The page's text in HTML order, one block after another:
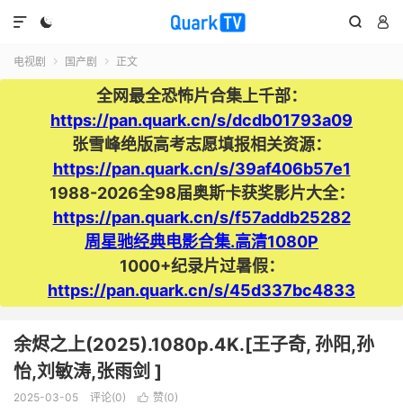
  

电视剧  国产剧  正文
全网最全恐怖片合集上千部：
https://pan.quark.cn/s/dcdb01793a09
张雪峰绝版高考志愿填报相关资源：
https://pan.quark.cn/s/39af406b57e1
1988-2026全98届奥斯卡获奖影片大全：
https://pan.quark.cn/s/f57addb25282
周星驰经典电影合集.高清1080P
1000+纪录片过暑假：
https://pan.quark.cn/s/45d337bc4833
余烬之上(2025).1080p.4K.[王子奇, 孙阳,孙
怡,刘敏涛,张雨剑 ]
2025-03-05 评论(0)  赞(0)